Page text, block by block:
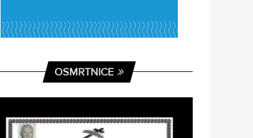
OSMRTNICE